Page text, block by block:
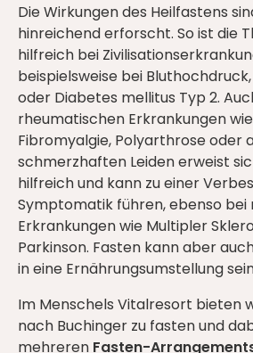
Die Wirkungen des Heilfastens
hinreichend erforscht. So ist die
hilfreich bei
beispielsweise bei
oder Diabetes mellitus Typ 2.
rheumatischen Erkrankungen
Fibromyalgie, Polyarthrose oder
schmerzhaften Leiden erweist
hilfreich und kann zu einer
Symptomatik führen, ebenso bei
Erkrankungen wie Multipler
Parkinson. Fasten kann aber
in eine Ernährungsumstellung
Im Menschels Vitalresort bieten
nach Buchinger zu fasten und
mehreren Fasten-